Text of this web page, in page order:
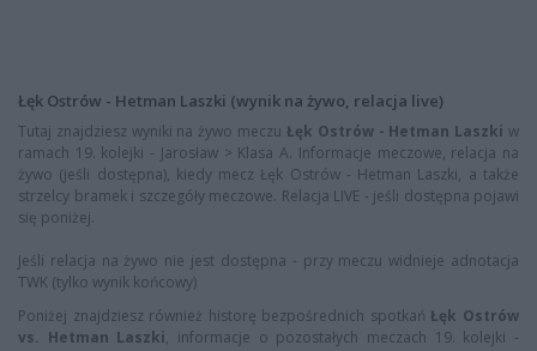
Łęk Ostrów - Hetman Laszki (wynik na żywo, relacja live)
Tutaj znajdziesz wyniki na żywo meczu Łęk Ostrów - Hetman Laszki w
ramach 19. kolejki - Jarosław > Klasa A. Informacje meczowe, relacja na
żywo (jeśli dostępna), kiedy mecz Łęk Ostrów - Hetman Laszki, a także
strzelcy bramek i szczegóły meczowe. Relacja LIVE - jeśli dostępna pojawi
się poniżej.
Jeśli relacja na żywo nie jest dostępna - przy meczu widnieje adnotacja
TWK (tylko wynik końcowy)
Poniżej znajdziesz również historę bezpośrednich spotkańŁęk Ostrów
vs. Hetman Laszki, informacje o pozostałych meczach 19. kolejki -